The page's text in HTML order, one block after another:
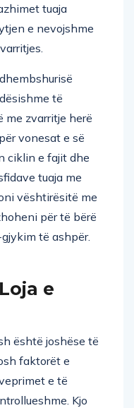
tuaja
e nevojshme
të
me zvarritje herë
vonesat e së
ciklin e fajit dhe
tuaja me
vështirësitë me
për të bërë
të ashpër.
e
është joshëse të
faktorët e
e të
Kjo